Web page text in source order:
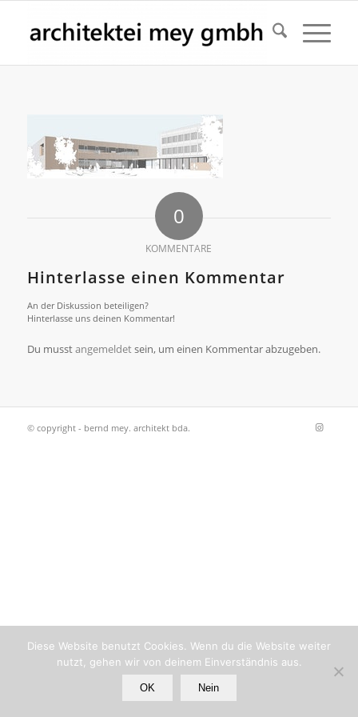
0
KOMMENTARE
Hinterlasse einen Kommentar
An der Diskussion beteiligen?
Hinterlasse uns deinen Kommentar!
Du musstangemeldetsein, um einen Kommentar abzugeben.
© copyright - bernd mey. architekt bda.
Diese Website benutzt Cookies. Wenn du die Website weiter
nutzt, gehen wir von deinem Einverständnis aus.
OK Nein